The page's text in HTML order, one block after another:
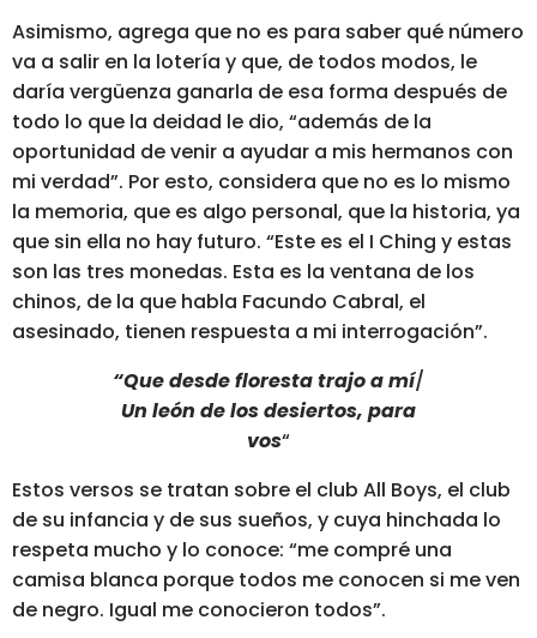
Asimismo, agrega que no es para saber qué número
va a salir en la lotería y que, de todos modos, le
daría vergüenza ganarla de esa forma después de
todo lo que la deidad le dio, “además de la
oportunidad de venir a ayudar a mis hermanos con
mi verdad”. Por esto, considera que no es lo mismo
la memoria, que es algo personal, que la historia, ya
que sin ella no hay futuro. “Este es el I Ching y estas
son las tres monedas. Esta es la ventana de los
chinos, de la que habla Facundo Cabral, el
asesinado, tienen respuesta a mi interrogación”.
“Que desde floresta trajo a mí/
Un león de los desiertos, para
vos“
Estos versos se tratan sobre el club All Boys, el club
de su infancia y de sus sueños, y cuya hinchada lo
respeta mucho y lo conoce: “me compré una
camisa blanca porque todos me conocen si me ven
de negro. Igual me conocieron todos”.